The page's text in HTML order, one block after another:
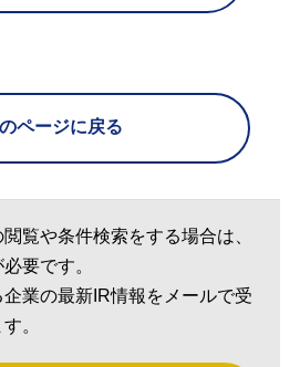
ページに戻る
覧や条件検索をする場合は、
要です。
業の最新IR情報をメールで受
。